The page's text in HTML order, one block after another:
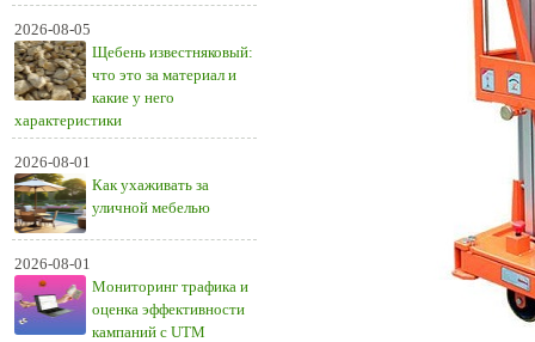
2026-08-05
Щебень известняковый:
что это за материал и
какие у него
характеристики
2026-08-01
Как ухаживать за
уличной мебелью
2026-08-01
Мониторинг трафика и
оценка эффективности
кампаний с UTM